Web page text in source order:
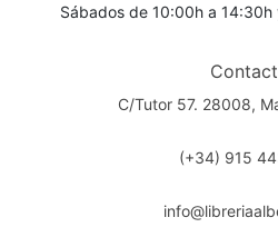
Sábados de 10:00h a
C/Tutor 57. 28008,
(+34) 915